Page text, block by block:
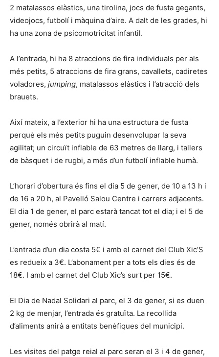
2 matalassos elàstics, una tirolina, jocs de fusta gegants,
videojocs, futbolí i màquina d’aire. A dalt de les grades, hi
ha una zona de psicomotricitat infantil.
A l’entrada, hi ha 8 atraccions de fira individuals per als
més petits, 5 atraccions de fira grans, cavallets, cadiretes
voladores, jumping, matalassos elàstics i l’atracció dels
brauets.
Així mateix, a l’exterior hi ha una estructura de fusta
perquè els més petits puguin desenvolupar la seva
agilitat; un circuït inflable de 63 metres de llarg, i tallers
de bàsquet i de rugbi, a més d’un futbolí inflable humà.
L’horari d’obertura és fins el dia 5 de gener, de 10 a 13 h i
de 16 a 20 h, al Pavelló Salou Centre i carrers adjacents.
El dia 1 de gener, el parc estarà tancat tot el dia; i el 5 de
gener, només obrirà al matí.
L’entrada d’un dia costa 5€ i amb el carnet del Club Xic’S
es redueix a 3€. L’abonament per a tots els dies és de
18€. I amb el carnet del Club Xic’s surt per 15€.
El Dia de Nadal Solidari al parc, el 3 de gener, si es duen
2 kg de menjar, l’entrada és gratuïta. La recollida
d’aliments anirà a entitats benèfiques del municipi.
Les visites del patge reial al parc seran el 3 i 4 de gener,